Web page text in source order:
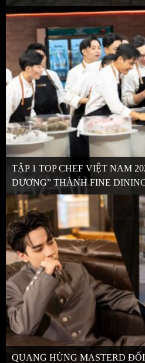
TẬP 1 TOP CHEF VIỆT NAM
DƯƠNG” THÀNH FINE
QUANG HÙNG MASTERD